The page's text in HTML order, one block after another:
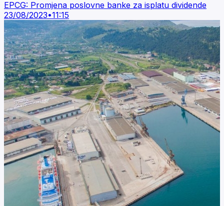
EPCG: Promjena poslovne banke za isplatu dividende
23/08/2023•11:15